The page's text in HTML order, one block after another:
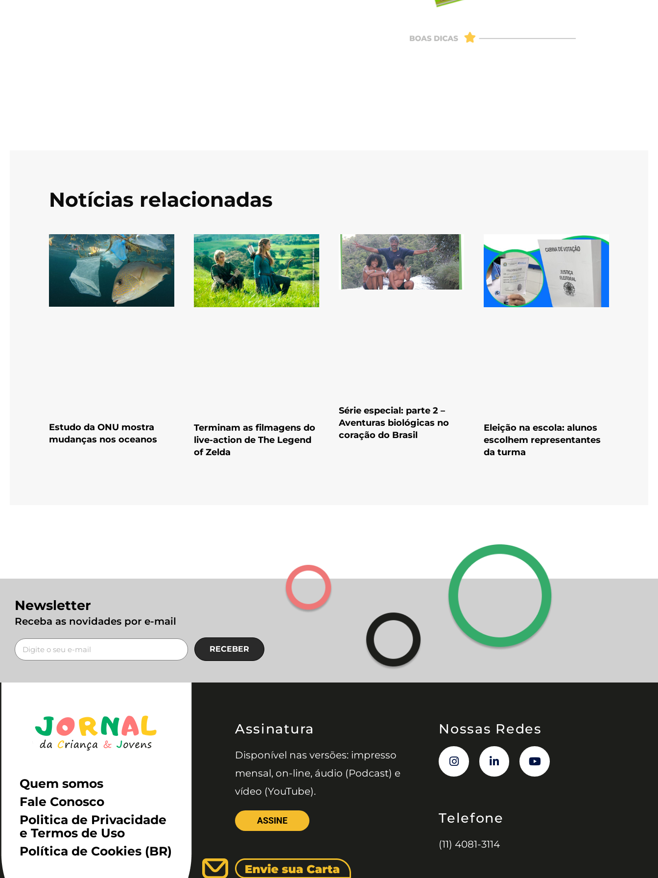
Notícias relacionadas
Estudo da ONU mostra
mudanças nos oceanos
Terminam as filmagens do
live-action de The Legend
of Zelda
Série especial: parte 2 –
Aventuras biológicas no
coração do Brasil
Eleição na escola: alunos
escolhem representantes
da turma
Newsletter
Receba as novidades por e-mail
RECEBER
Quem somos
Fale Conosco
Politica de Privacidade
e Termos de Uso
Política de Cookies (BR)
Assinatura
Disponível nas versões: impresso
mensal, on-line, áudio (Podcast) e
vídeo (YouTube).
ASSINE
Nossas Redes
Telefone
(11) 4081-3114